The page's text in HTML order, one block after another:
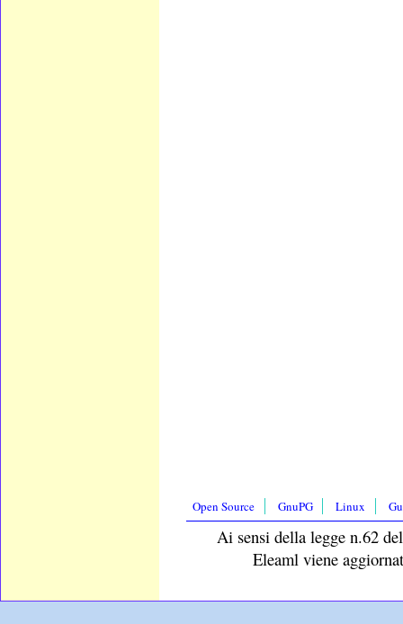
Open Source GnuPG Linux
Ai sensi della legge n.62
Eleaml viene